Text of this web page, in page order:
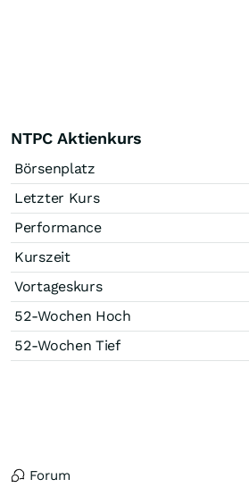
NTPC Aktienkurs
Börsenplatz
Letzter Kurs
Performance
Kurszeit
Vortageskurs
52-Wochen Hoch
52-Wochen Tief
Forum